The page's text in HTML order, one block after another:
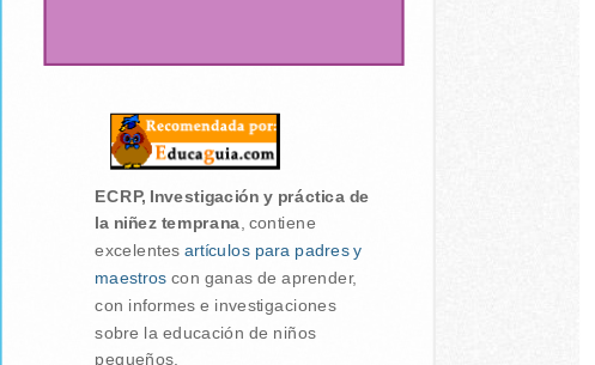
ECRP, Investigación y práctica de
la niñez temprana, contiene
excelentes artículos para padres y
maestros con ganas de aprender,
con informes e investigaciones
sobre la educación de niños
pequeños.